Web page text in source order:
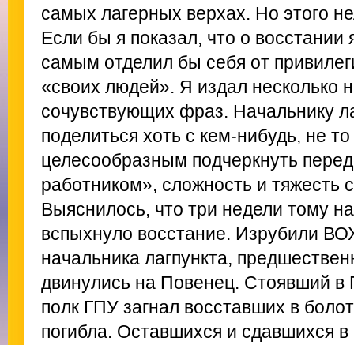
самых лагерных верхах. Но этого
Если бы я показал, что о восстании
самым отделил бы себя от
«своих людей». Я издал несколько
сочувствующих фраз. Начальнику
поделиться хоть с кем-нибудь, не
целесообразным подчеркнуть
работником», сложность и тяжесть
Выяснилось, что три недели тому
вспыхнуло восстание. Изрубили
начальника лагпункта,
двинулись на Повенец. Стоявший в
полк ГПУ загнал восставших в
погибла. Оставшихся и сдавшихся